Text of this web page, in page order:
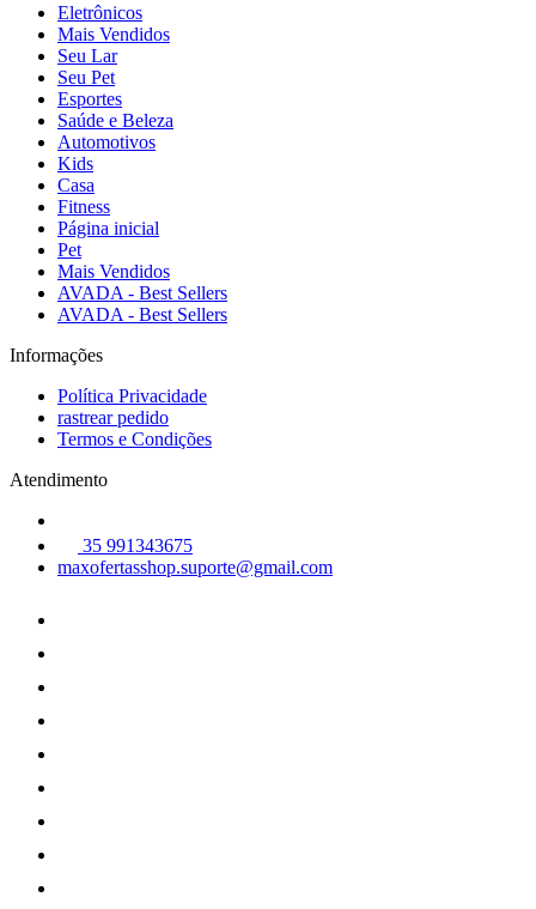
Eletrônicos
Mais Vendidos
Seu Lar
Seu Pet
Esportes
Saúde e Beleza
Automotivos
Kids
Casa
Fitness
Página inicial
Pet
Mais Vendidos
AVADA - Best Sellers
AVADA - Best Sellers
Informações
Política Privacidade
rastrear pedido
Termos e Condições
Atendimento
35 991343675
maxofertasshop.suporte@gmail.com